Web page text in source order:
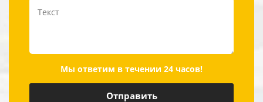
Мы ответим в течении 24 часов!